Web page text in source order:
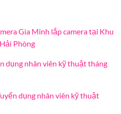
Gia Minh lắp camera tại Khu
Phòng
dụng nhân viên kỹ thuật tháng
dụng nhân viên kỹ thuật